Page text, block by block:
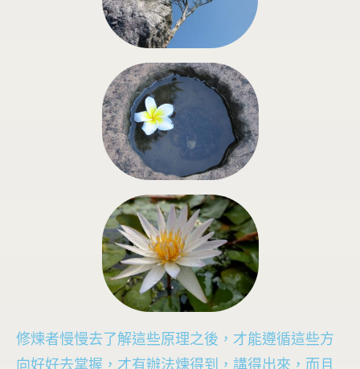
修煉者慢慢去了解這些原理之後，才能遵循這些方
向好好去掌握，才有辦法煉得到，講得出來，而且